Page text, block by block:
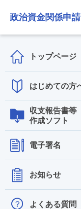
政治資金関係申
トップページ
はじめての方
収支報告書等
作成ソフト
電子署名
お知らせ
よくある質問